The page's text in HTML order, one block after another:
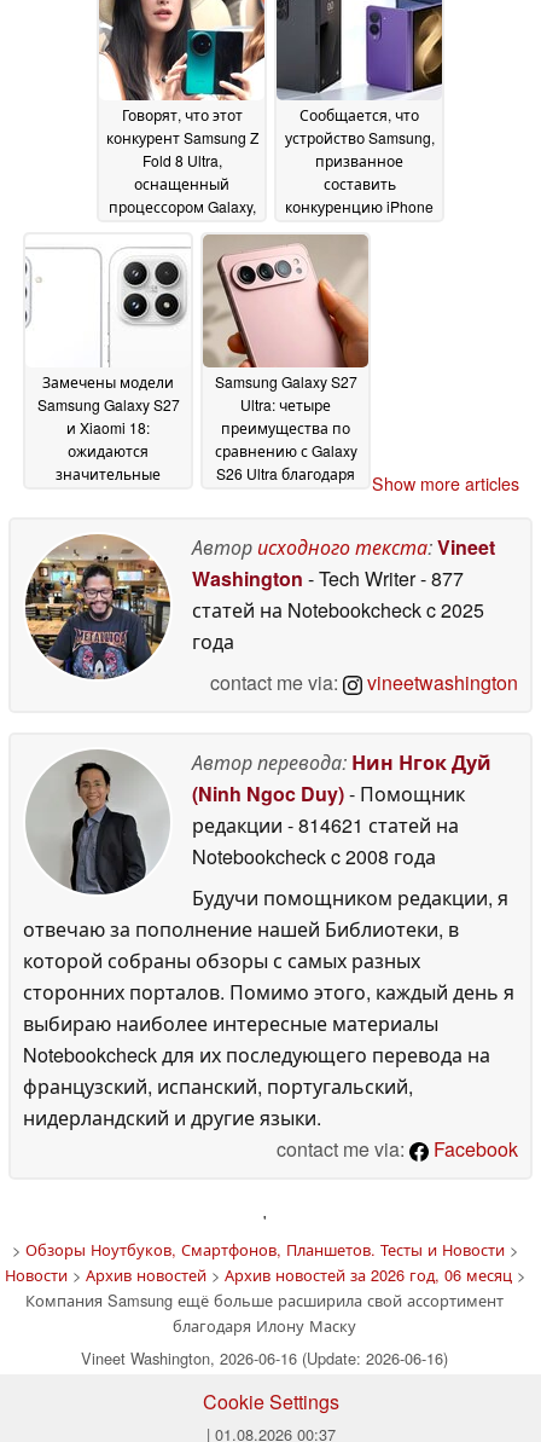
устройствах и смарт-
часах нового
поколения от
Samsung16 June 2026
Говорят, что этот
конкурент Samsung Z
Fold 8 Ultra,
оснащенный
процессором Galaxy,
заменой
персональному
компьютеру 15 June
2026
Сообщается, что
устройство Samsung,
призванное
составить
конкуренцию iPhone
количеством складок
по сравнению с
моделью Z Fold8 Ultra
серии « Galaxy »
благодаря более
толстому стеклу UTG
15 June 2026
Замечены модели
Samsung Galaxy S27
и Xiaomi 18:
ожидаются
значительные
15 June 2026
Samsung Galaxy S27
Ultra: четыре
преимущества по
сравнению с Galaxy
S26 Ultra благодаря
June 2026
Show more articles
Авторисходного текста:Vineet
Washington - Tech Writer- 877
статей на Notebookcheckc 2025
года
contact me via:
vineetwashington
Автор перевода: Нин Нгок Дуй
(Ninh Ngoc Duy)- Помощник
редакции - 814621 статей на
Notebookcheckc 2008 года
Будучи помощником редакции, я
отвечаю за пополнение нашей Библиотеки, в
которой собраны обзоры с самых разных
сторонних порталов. Помимо этого, каждый день я
выбираю наиболее интересные материалы
Notebookcheck для их последующего перевода на
французский, испанский, португальский,
нидерландский и другие языки.
contact me via:
Facebook
'
> Обзоры Ноутбуков, Смартфонов, Планшетов. Тесты и Новости>
Новости> Архив новостей> Архив новостей за 2026 год, 06 месяц>
Компания Samsung ещё больше расширила свой ассортимент
благодаря Илону Маску
Vineet Washington, 2026-06-16 (Update: 2026-06-16)
Cookie Settings
| 01.08.2026 00:37